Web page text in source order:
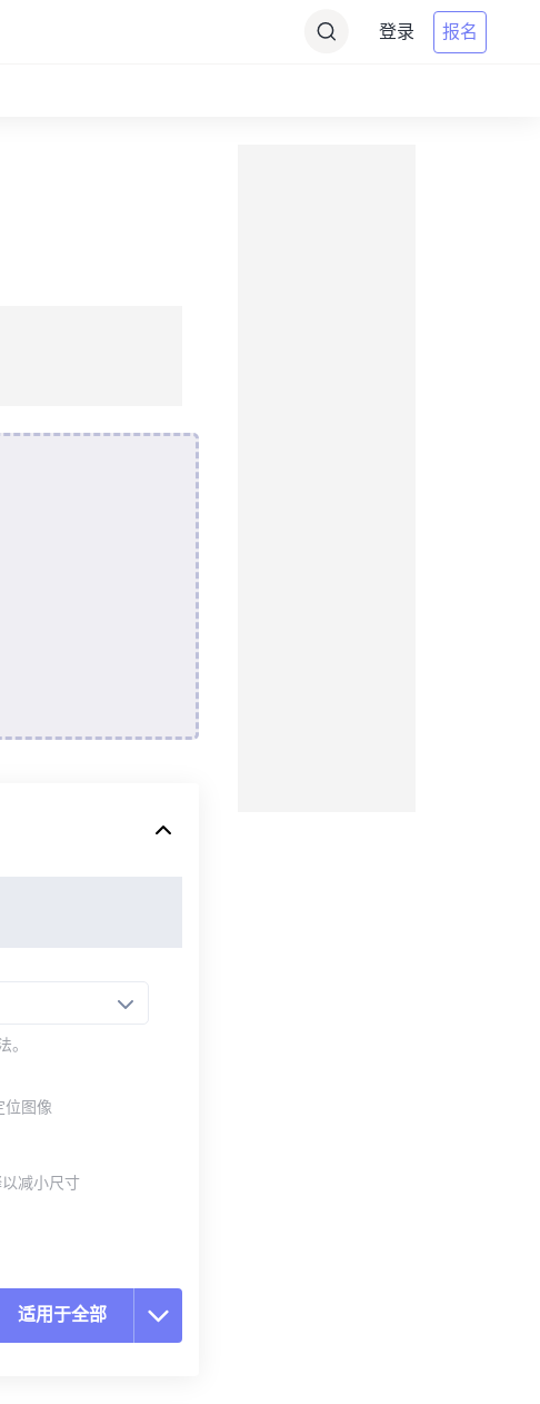
登录 报名
。
位图像
减小尺寸
适用于全部